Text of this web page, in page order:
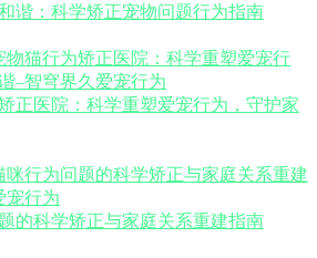
谐：科学矫正宠物问题行为指南
正医院：科学重塑爱宠行为，守护家
的科学矫正与家庭关系重建指南